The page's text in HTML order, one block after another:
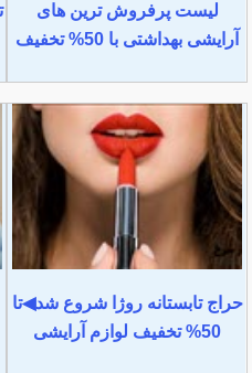
لیست پرفروش ترین های
آرایشی بهداشتی با 50% تخفیف
حراج تابستانه روژا شروع شد◀تا
50% تخفیف لوازم آرایشی